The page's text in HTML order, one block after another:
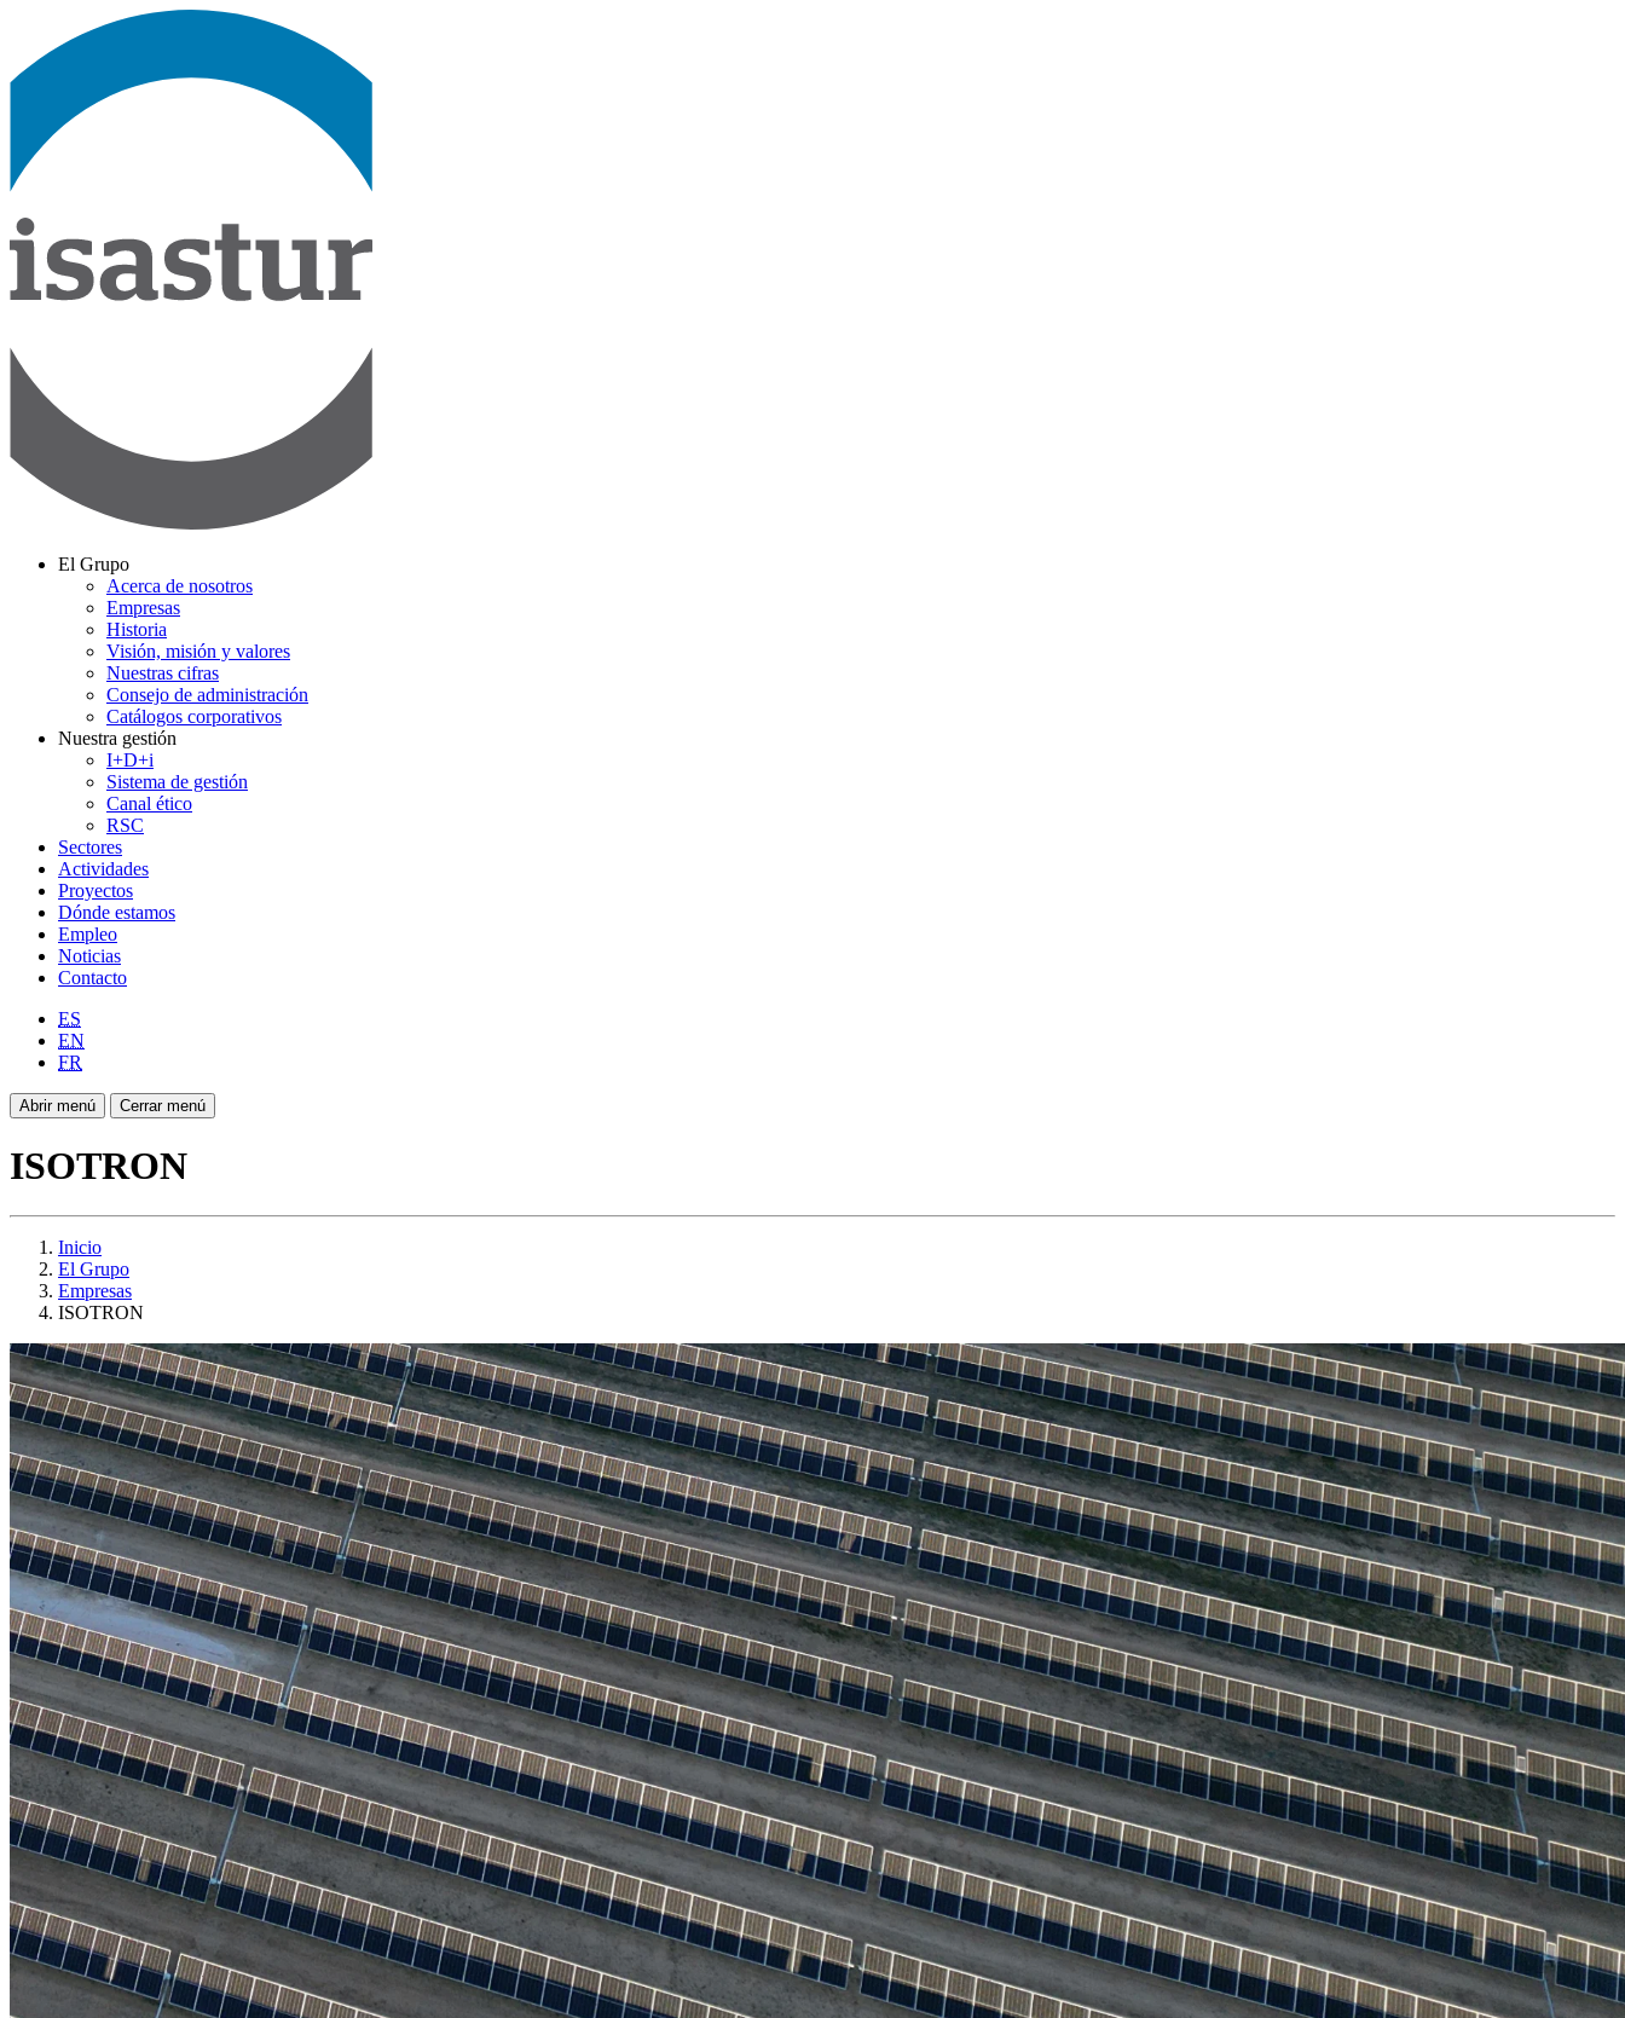
El Grupo
Acerca de nosotros
Empresas
Historia
Visión, misión y valores
Nuestras cifras
Consejo de administración
Catálogos corporativos
Nuestra gestión
I+D+i
Sistema de gestión
Canal ético
RSC
Sectores
Actividades
Proyectos
Dónde estamos
Empleo
Noticias
Contacto
ES
EN
FR
Abrir menú Cerrar menú
ISOTRON
Inicio
El Grupo
Empresas
ISOTRON